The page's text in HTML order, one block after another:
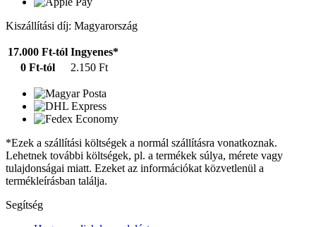
Kiszállítási díj: Magyarország
17.000 Ft-tól Ingyenes*
0 Ft-tól
2.150 Ft
*Ezek a szállítási költségek a normál szállításra vonatkoznak.
Lehetnek további költségek, pl. a termékek súlya, mérete vagy
tulajdonságai miatt. Ezeket az információkat közvetlenül a
termékleírásban találja.
Segítség